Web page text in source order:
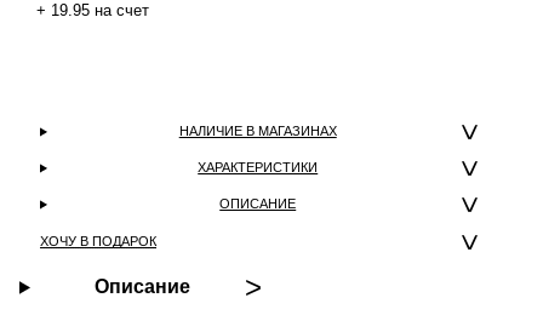
+ 19.95 на счет
НАЛИЧИЕ В МАГАЗИНАХ
ХАРАКТЕРИСТИКИ
ОПИСАНИЕ
ХОЧУ В ПОДАРОК
Описание